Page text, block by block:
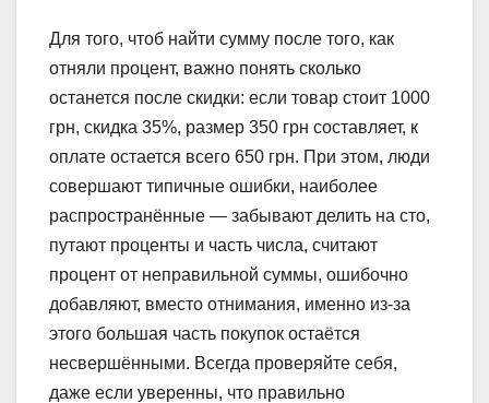
Для того, чтоб найти сумму после того, как
отняли процент, важно понять сколько
останется после скидки: если товар стоит 1000
грн, скидка 35%, размер 350 грн составляет, к
оплате остается всего 650 грн. При этом, люди
совершают типичные ошибки, наиболее
распространённые — забывают делить на сто,
путают проценты и часть числа, считают
процент от неправильной суммы, ошибочно
добавляют, вместо отнимания, именно из-за
этого большая часть покупок остаётся
несвершёнными. Всегда проверяйте себя,
даже если уверенны, что правильно